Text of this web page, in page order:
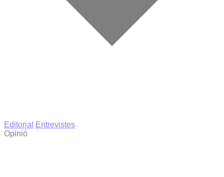
Editorial
Entrevistes
Opinió